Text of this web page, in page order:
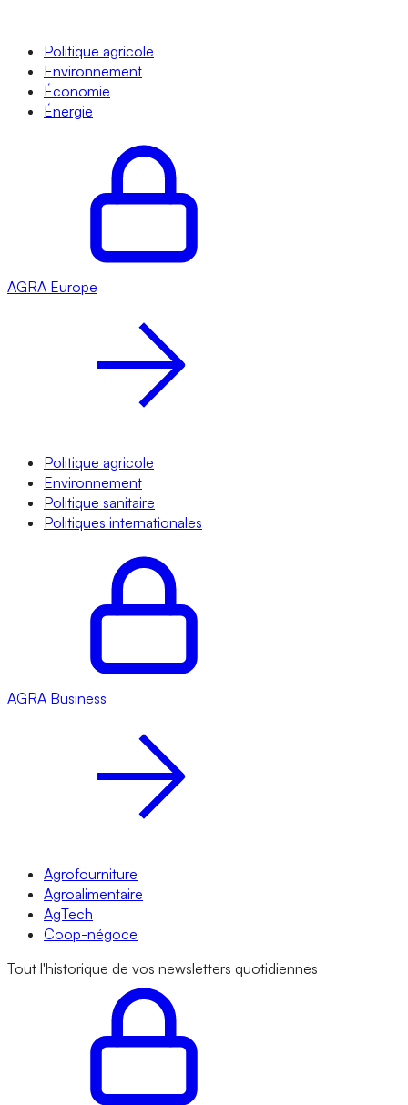
Politique agricole
Environnement
Économie
Énergie
AGRA Europe
Politique agricole
Environnement
Politique sanitaire
Politiques internationales
AGRA Business
Agrofourniture
Agroalimentaire
AgTech
Coop-négoce
Tout l'historique de vos newsletters quotidiennes